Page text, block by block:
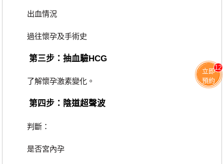
出血情況
過往懷孕及手術史
第三步：抽血驗HCG
了解懷孕激素變化。
第四步：陰道超聲波
判斷：
是否宮內孕
立即
預約
12